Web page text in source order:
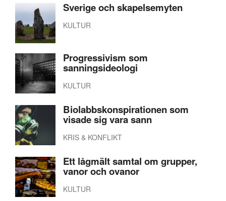
Sverige och skapelsemyten
KULTUR
Progressivism som
sanningsideologi
KULTUR
Biolabbskonspirationen som
visade sig vara sann
KRIS & KONFLIKT
Ett lågmält samtal om grupper,
vanor och ovanor
KULTUR